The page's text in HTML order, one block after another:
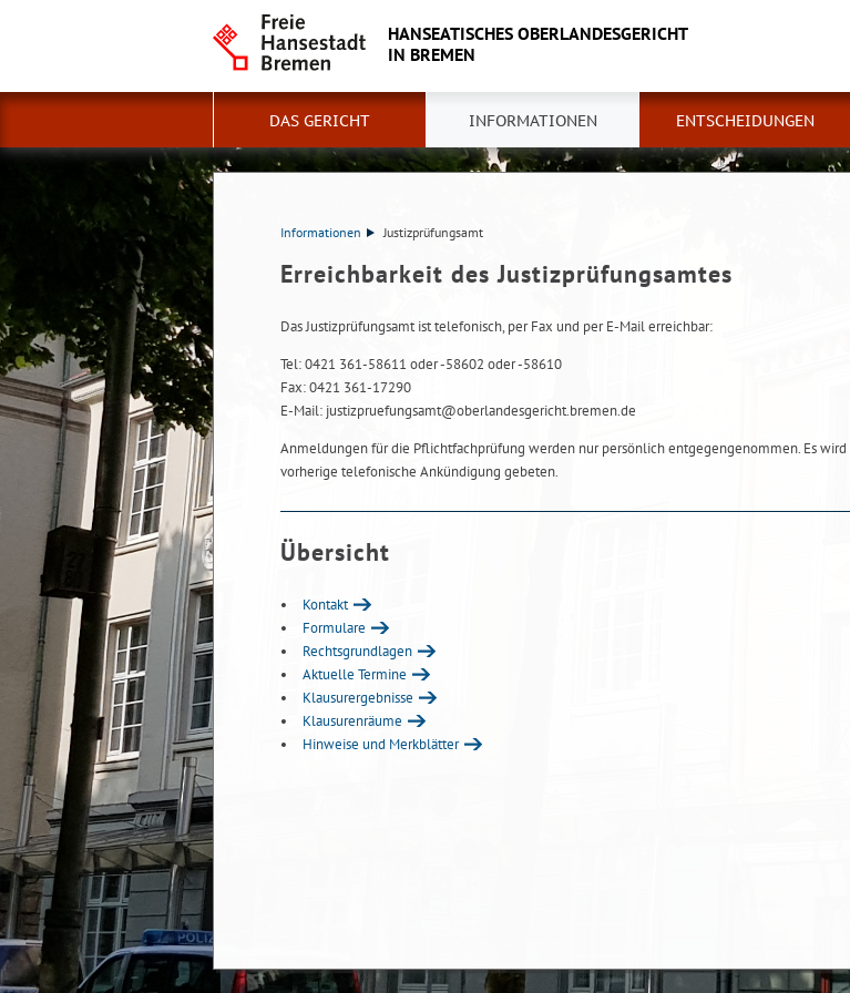
HANSEATISCHES OBERLANDESGERICHT
IN BREMEN
DAS GERICHT INFORMATIONEN ENTSCHEIDUNGEN
Informationen Justizprüfungsamt
Erreichbarkeit des Justizprüfungsamtes
Das Justizprüfungsamt ist telefonisch, per Fax und per E-Mail erreichbar:
Tel: 0421 361-58611 oder -58602 oder -58610
Fax: 0421 361-17290
E-Mail: justizpruefungsamt@oberlandesgericht.bremen.de
Anmeldungen für die Pflichtfachprüfung werden nur persönlich entgegengenommen. Es wird
vorherige telefonische Ankündigung gebeten.
Übersicht
Kontakt
Formulare
Rechtsgrundlagen
Aktuelle Termine
Klausurergebnisse
Klausurenräume
Hinweise und Merkblätter